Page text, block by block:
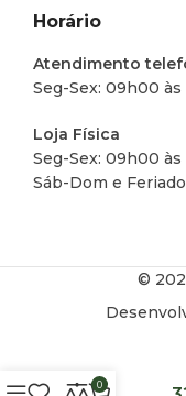
Horário
Atendimento
Seg-Sex: 09h00
Loja Física
Seg-Sex: 09h00
Sáb-Dom e
©
LED
0